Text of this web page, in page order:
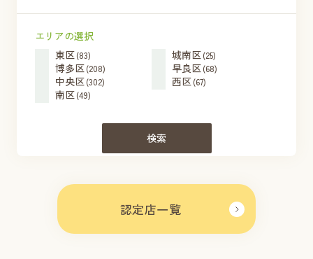
認定店一覧
エリアの選択
東区(83) 城南区(25)
博多区(208) 早良区(68)
中央区(302) 西区(67)
南区(49)
検索